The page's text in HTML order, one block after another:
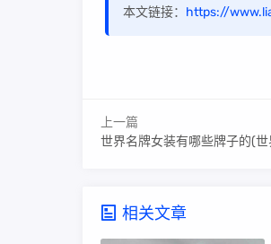
本文链接： https://
上一篇
世界名牌女装有哪些牌子的(
相关文章